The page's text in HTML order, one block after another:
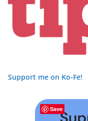
Support me on Ko-Fe!
Save